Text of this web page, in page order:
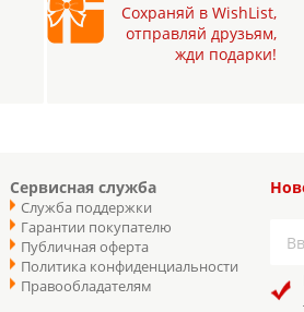
Сохраняй в WishList,
отправляй друзьям,
жди подарки!
Сервисная служба
Служба поддержки
Гарантии покупателю
Публичная оферта
Политика конфиденциальности
Правообладателям